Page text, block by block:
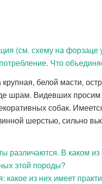
(см. схему на
Что
белой масти,
шрам. Видевших
собак.
шерстью, сильно
различаются. В каком
этой породы?
какое из них имеет